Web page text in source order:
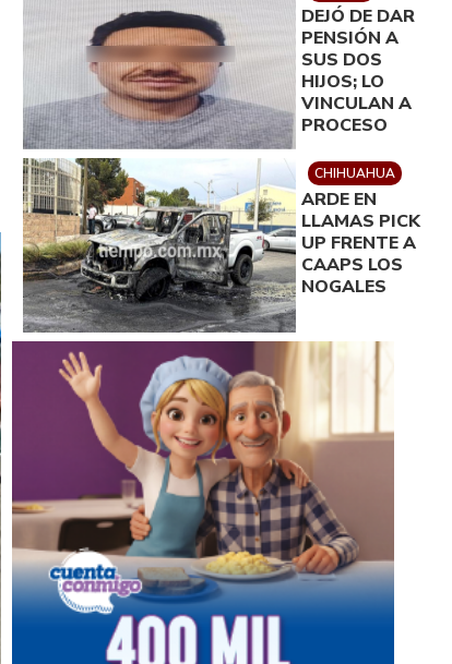
DEJÓ DE DAR
PENSIÓN A
SUS DOS
HIJOS; LO
VINCULAN A
PROCESO
CHIHUAHUA
ARDE EN
LLAMAS PICK
UP FRENTE A
CAAPS LOS
NOGALES